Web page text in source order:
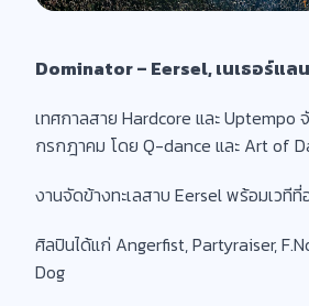
Dominator – Eersel, เนเธอร์แล
เทศกาลสาย Hardcore และ Uptempo
กรกฎาคม โดย Q-dance และ Art of
งานจัดข้างทะเลสาบ Eersel พร้อมเวที
ศิลปินได้แก่ Angerfist, Partyraiser,
Dog